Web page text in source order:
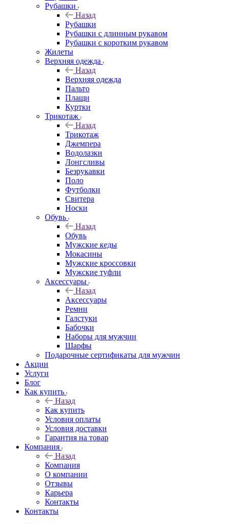
Рубашки
Назад
Рубашки
Рубашки с длинным рукавом
Рубашки с коротким рукавом
Жилеты
Верхняя одежда
Назад
Верхняя одежда
Пальто
Плащи
Куртки
Трикотаж
Назад
Трикотаж
Джемпера
Водолазки
Лонгсливы
Безрукавки
Поло
Футболки
Свитера
Носки
Обувь
Назад
Обувь
Мужские кеды
Мокасины
Мужские кроссовки
Мужские туфли
Аксессуары
Назад
Аксессуары
Ремни
Галстуки
Бабочки
Наборы для мужчин
Шарфы
Подарочные сертификаты для мужчин
Акции
Услуги
Блог
Как купить
Назад
Как купить
Условия оплаты
Условия доставки
Гарантия на товар
Компания
Назад
Компания
О компании
Отзывы
Карьера
Контакты
Контакты